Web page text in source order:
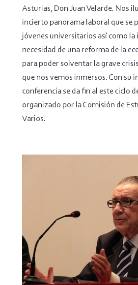
Asturias, Don Juan Velarde. Nos
incierto panorama laboral que se
jóvenes universitarios así como la
necesidad de una reforma de la
para poder solventar la grave
que nos vemos inmersos. Con su
conferencia se da fin al este ciclo
organizado por la Comisión de
Varios.